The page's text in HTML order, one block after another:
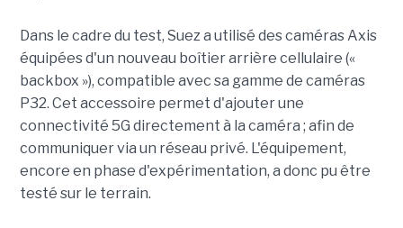
Dans le cadre du test, Suez a utilisé des caméras Axis
équipées d'un nouveau boîtier arrière cellulaire («
backbox »), compatible avec sa gamme de caméras
P32. Cet accessoire permet d'ajouter une
connectivité 5G directement à la caméra ; afin de
communiquer via un réseau privé. L'équipement,
encore en phase d'expérimentation, a donc pu être
testé sur le terrain.